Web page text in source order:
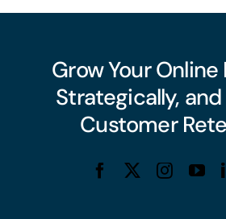
Grow Your
Strategically,
Customer